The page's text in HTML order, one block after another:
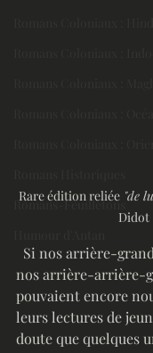
Romans-Feuilletons
Rare édition reliée "de
Didot
nos arrière-arrière-
pouvaient encore
leurs lectures de
doute que quelques